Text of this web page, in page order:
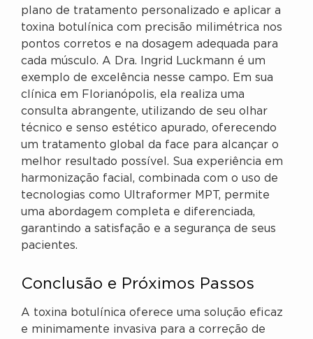
plano de tratamento personalizado e aplicar a
toxina botulínica com precisão milimétrica nos
pontos corretos e na dosagem adequada para
cada músculo. A Dra. Ingrid Luckmann é um
exemplo de excelência nesse campo. Em sua
clínica em Florianópolis, ela realiza uma
consulta abrangente, utilizando de seu olhar
técnico e senso estético apurado, oferecendo
um tratamento global da face para alcançar o
melhor resultado possível. Sua experiência em
harmonização facial, combinada com o uso de
tecnologias como Ultraformer MPT, permite
uma abordagem completa e diferenciada,
garantindo a satisfação e a segurança de seus
pacientes.
Conclusão e Próximos Passos
A toxina botulínica oferece uma solução eficaz
e minimamente invasiva para a correção de